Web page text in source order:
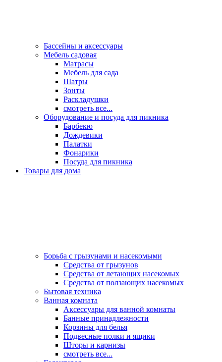
Бассейны и аксессуары
Мебель садовая
Матрасы
Мебель для сада
Шатры
Зонты
Раскладушки
смотреть все...
Оборудование и посуда для пикника
Барбекю
Дождевики
Палатки
Фонарики
Посуда для пикника
Товары для дома
Борьба с грызунами и насекомыми
Средства от грызунов
Средства от летающих насекомых
Средства от ползающих насекомых
Бытовая техника
Ванная комната
Аксессуары для ванной комнаты
Банные принадлежности
Корзины для белья
Подвесные полки и ящики
Шторы и карнизы
смотреть все...